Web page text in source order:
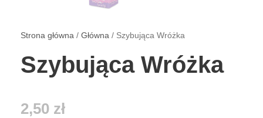
Strona główna / Główna / Szybująca Wróżka
Szybująca Wróżka
2,50 zł